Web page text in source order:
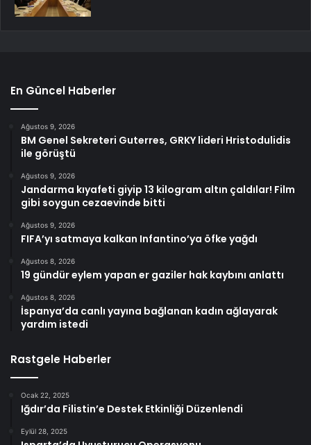
En Güncel Haberler
Ağustos 9, 2026
BM Genel Sekreteri Guterres, GRKY lideri Hristodulidis
ile görüştü
Ağustos 9, 2026
Jandarma kıyafeti giyip 13 kilogram altın çaldılar! Film
gibi soygun cezaevinde bitti
Ağustos 9, 2026
FIFA’yı satmaya kalkan Infantino’ya öfke yağdı
Ağustos 8, 2026
19 gündür eylem yapan er gaziler hak kaybını anlattı
Ağustos 8, 2026
İspanya’da canlı yayına bağlanan kadın ağlayarak
yardım istedi
Rastgele Haberler
Ocak 22, 2025
Iğdır’da Filistin’e Destek Etkinliği Düzenlendi
Eylül 28, 2025